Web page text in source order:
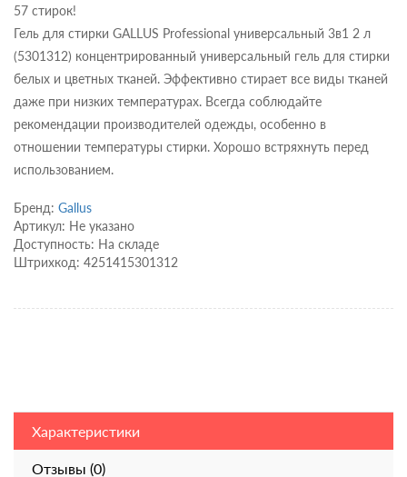
57 стирок!
Гель для стирки GALLUS Professional универсальный 3в1 2 л
(5301312) концентрированный универсальный гель для стирки
белых и цветных тканей. Эффективно стирает все виды тканей
даже при низких температурах. Всегда соблюдайте
рекомендации производителей одежды, особенно в
отношении температуры стирки. Хорошо встряхнуть перед
использованием.
Бренд: Gallus
Артикул: Не указано
Доступность: На складе
Штрихкод: 4251415301312
Характеристики
Отзывы (0)